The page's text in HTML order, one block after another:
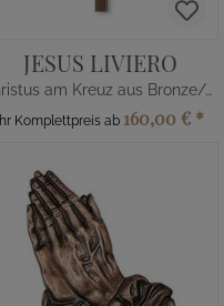
JESUS LIVIERO
Christus am Kreuz aus Bronze/Alu
Ihr Komplettpreis ab 160,00 € *